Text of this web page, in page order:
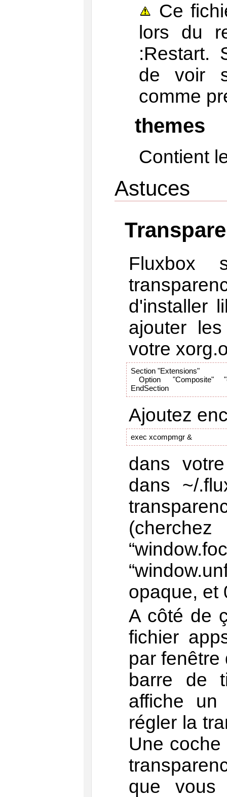
Ce
lors du
:Restart.
de voir
comme
themes
Contient
Astuces
Fluxbox
d'installer
ajouter
votre
Section "Extensions"
Option      "Composite"
EndSection
Ajoutez
exec xcompmgr &
dans
dans ~/
opaque, et
A côté de
fichier
par fenêtre
barre de
affiche un
régler la
Une
que vous